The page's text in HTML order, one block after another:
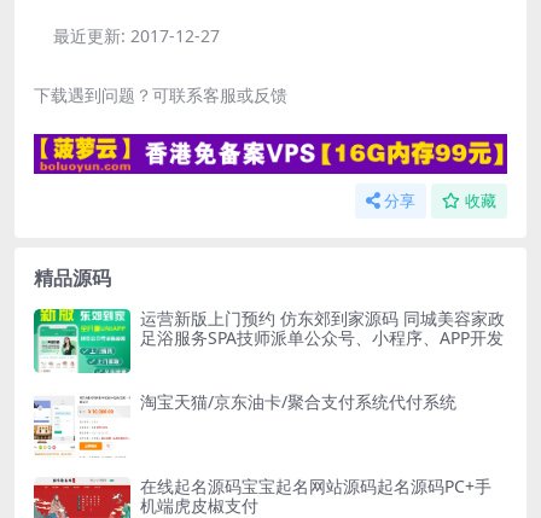
最近更新: 2017-12-27
下载遇到问题？可联系客服或反馈
分享 收藏
精品源码
运营新版上门预约 仿东郊到家源码 同城美容家政
足浴服务SPA技师派单公众号、小程序、APP开发
淘宝天猫/京东油卡/聚合支付系统代付系统
在线起名源码宝宝起名网站源码起名源码PC+手
机端虎皮椒支付